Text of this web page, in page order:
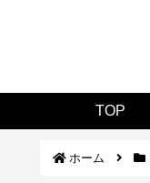
TOP
ホーム